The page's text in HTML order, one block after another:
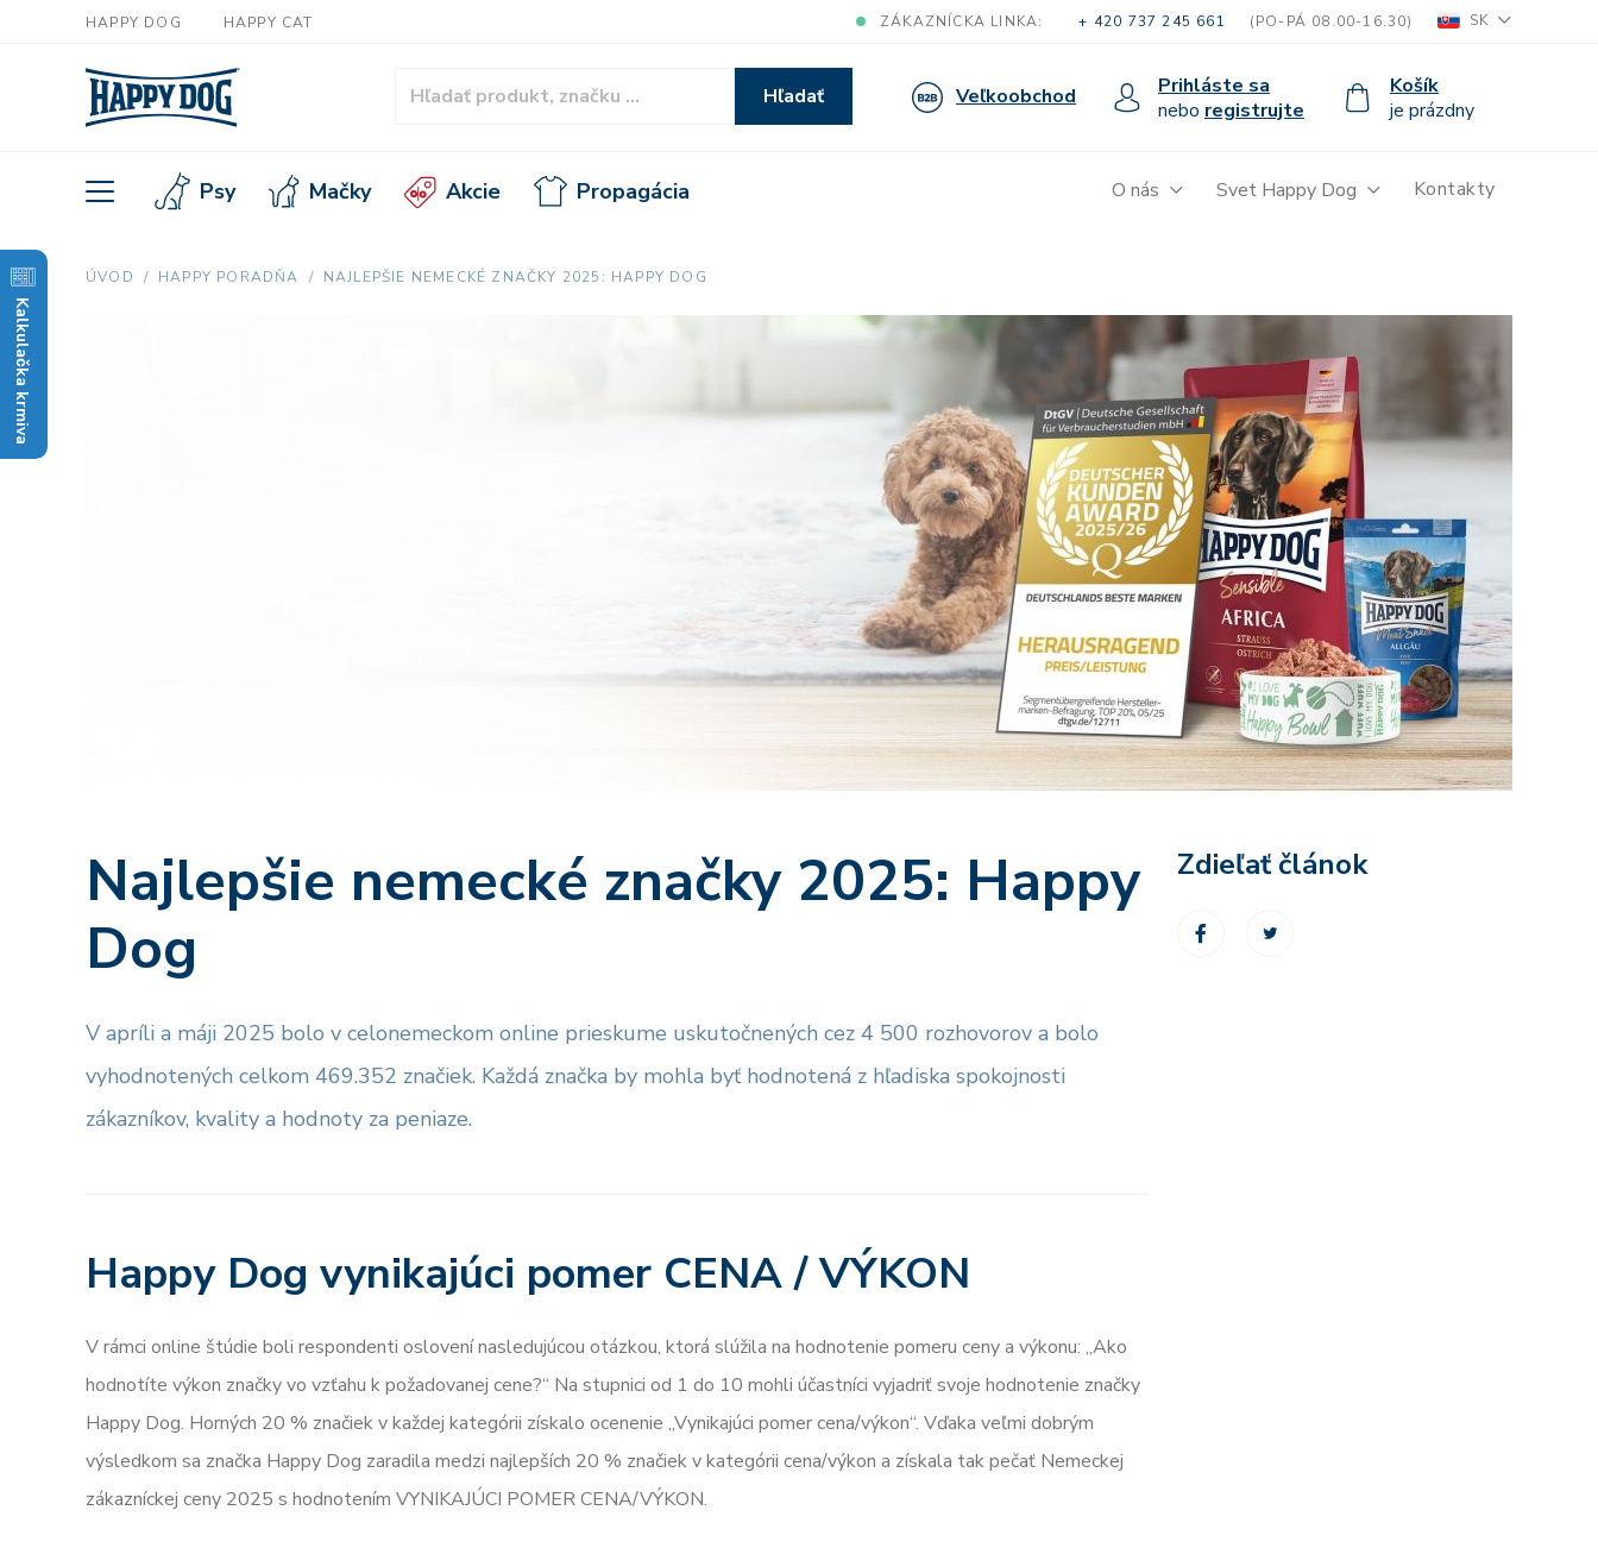
Kalkulačka krmiva
HAPPY DOG HAPPY CAT ZÁKAZNÍCKA LINKA: + 420 737 245 661 (PO-PÁ 08.00-16.30) SK
Hľadať Veľkoobchod
Prihláste sa
nebo registrujte
Košík
je prázdny
Psy Mačky Akcie Propagácia O nás Svet Happy Dog Kontakty
ÚVOD HAPPY PORADŇA NAJLEPŠIE NEMECKÉ ZNAČKY 2025: HAPPY DOG
Najlepšie nemecké značky 2025: Happy
Dog
V apríli a máji 2025 bolo v celonemeckom online prieskume uskutočnených cez 4 500 rozhovorov a bolo
vyhodnotených celkom 469.352 značiek. Každá značka by mohla byť hodnotená z hľadiska spokojnosti
zákazníkov, kvality a hodnoty za peniaze.
Happy Dog vynikajúci pomer CENA / VÝKON
V rámci online štúdie boli respondenti oslovení nasledujúcou otázkou, ktorá slúžila na hodnotenie pomeru ceny a výkonu: „Ako
hodnotíte výkon značky vo vzťahu k požadovanej cene?“ Na stupnici od 1 do 10 mohli účastníci vyjadriť svoje hodnotenie značky
Happy Dog. Horných 20 % značiek v každej kategórii získalo ocenenie „Vynikajúci pomer cena/výkon“. Vďaka veľmi dobrým
výsledkom sa značka Happy Dog zaradila medzi najlepších 20 % značiek v kategórii cena/výkon a získala tak pečať Nemeckej
zákazníckej ceny 2025 s hodnotením VYNIKAJÚCI POMER CENA/VÝKON.
Zdieľať článok